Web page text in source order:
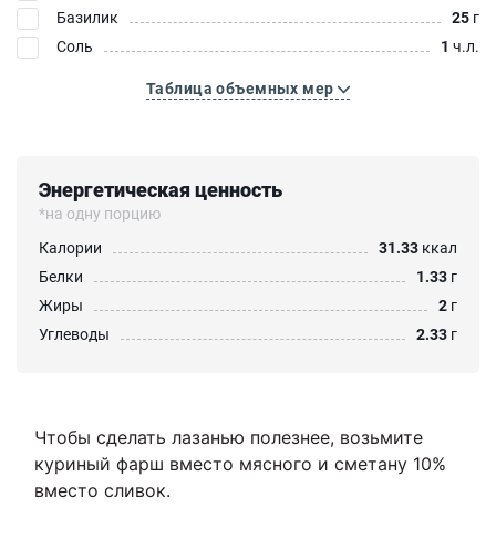
Базилик
25 г
Соль
1 ч.л.
Таблица объемных мер
Энергетическая ценность
*на одну порцию
Калории
31.33 ккал
Белки
1.33 г
Жиры
2 г
Углеводы
2.33 г
Чтобы сделать лазанью полезнее, возьмите
куриный фарш вместо мясного и сметану 10%
вместо сливок.